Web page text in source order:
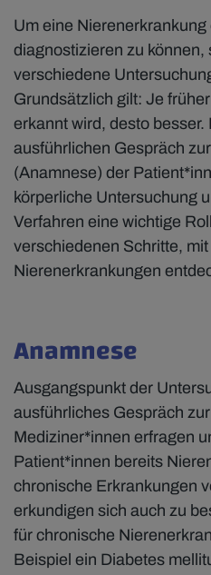
Um eine Nierenerkrankung
diagnostizieren zu
verschiedene
Grundsätzlich gilt: Je
erkannt wird, desto besser.
ausführlichen Gespräch
(Anamnese) der
körperliche Untersuchung
Verfahren eine wichtige
verschiedenen Schritte,
Nierenerkrankungen
Anamnese
Ausgangspunkt der
ausführliches Gespräch
Mediziner*innen erfragen
Patient*innen bereits
chronische Erkrankungen
erkundigen sich auch zu
für chronische
Beispiel ein Diabetes